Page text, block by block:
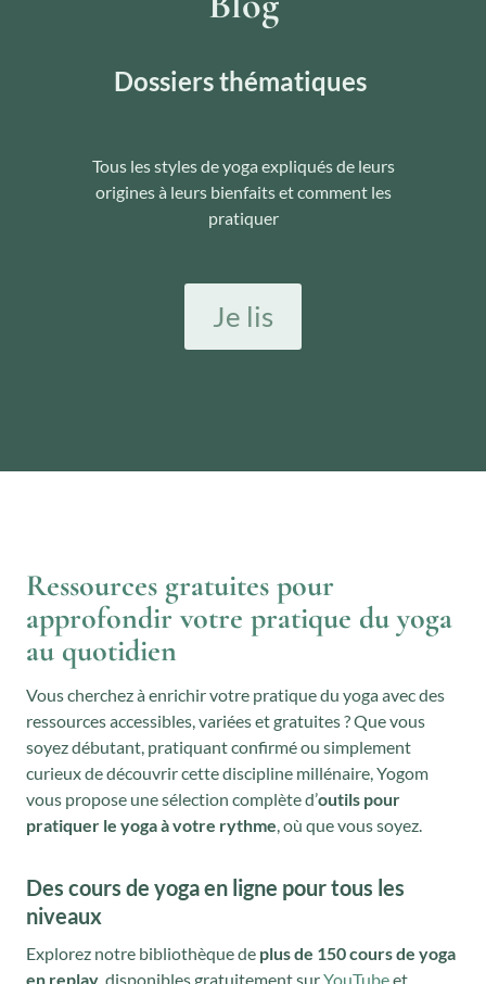
Dossiers thématiques
Tous les styles de yoga expliqués de leurs
origines à leurs bienfaits et comment les
pratiquer
Je lis
Ressources gratuites pour
approfondir votre pratique du yoga
au quotidien
Vous cherchez à enrichir votre pratique du yoga avec des
ressources accessibles, variées et gratuites ? Que vous
soyez débutant, pratiquant confirmé ou simplement
curieux de découvrir cette discipline millénaire, Yogom
vous propose une sélection complète d’outils pour
pratiquer le yoga à votre rythme, où que vous soyez.
Des cours de yoga en ligne pour tous les
niveaux
Explorez notre bibliothèque de plus de 150 cours de yoga
en replay, disponibles gratuitement surYouTubeet